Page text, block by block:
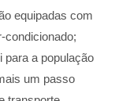
equipadas com
condicionado;
para a população
um passo